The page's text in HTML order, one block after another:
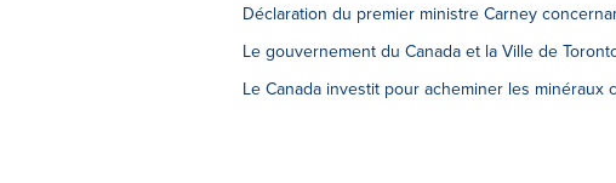
Déclaration du premier ministre Carney
Le gouvernement du Canada et la Ville de
Le Canada investit pour acheminer les